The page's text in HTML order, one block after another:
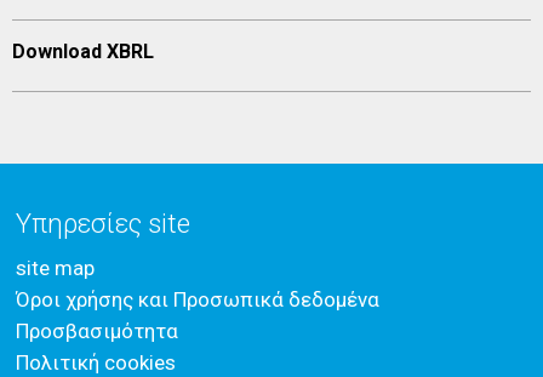
Download XBRL
Υπηρεσίες site
site map
Όροι χρήσης και Προσωπικά δεδομένα
Προσβασιμότητα
Πολιτική cookies